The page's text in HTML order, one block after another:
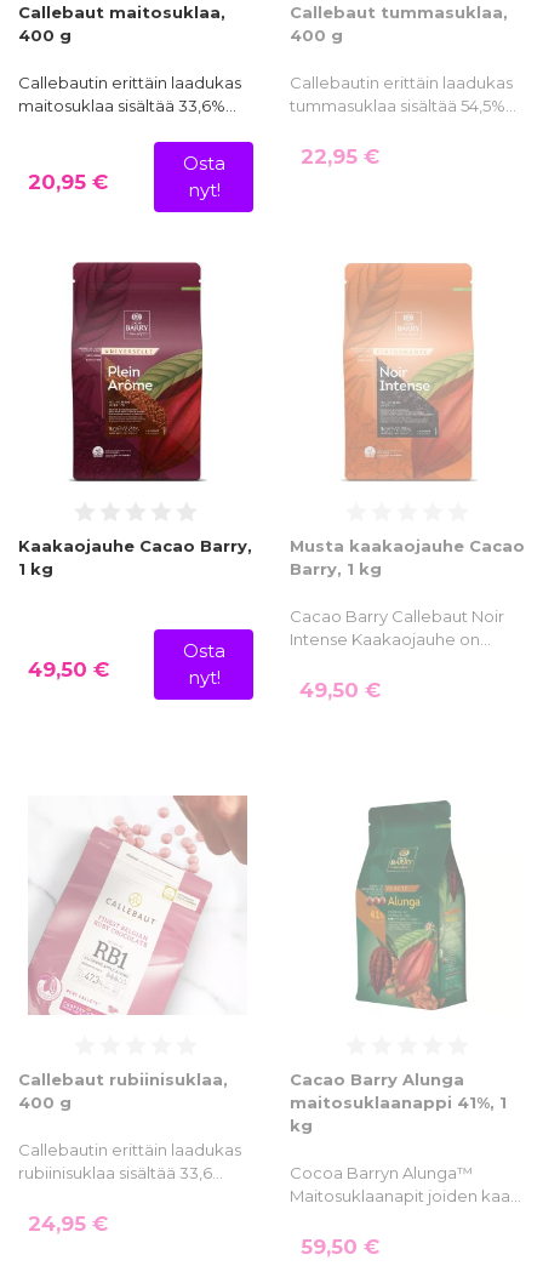
Callebaut maitosuklaa,
400 g
Callebautin erittäin laadukas
maitosuklaa sisältää 33,6%…
20,95 €
Osta
nyt!
Callebaut tummasuklaa,
400 g
Callebautin erittäin laadukas
tummasuklaa sisältää 54,5%…
22,95 €
Kaakaojauhe Cacao Barry,
1 kg
49,50 €
Osta
nyt!
Musta kaakaojauhe Cacao
Barry, 1 kg
Cacao Barry Callebaut Noir
Intense Kaakaojauhe on…
49,50 €
Callebaut rubiinisuklaa,
400 g
Callebautin erittäin laadukas
rubiinisuklaa sisältää 33,6…
24,95 €
Cacao Barry Alunga
maitosuklaanappi 41%, 1
kg
Cocoa Barryn Alunga™
Maitosuklaanapit joiden kaa…
59,50 €